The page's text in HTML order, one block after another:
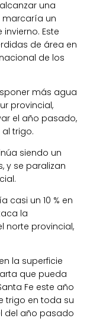
una
marcaría un
Este
de área en
de los
más agua
provincial,
el año pasado,
trigo.
siendo un
y se paralizan
casi un 10 % en
la
norte provincial,
la superficie
que pueda
Fe este año
trigo en toda su
del año pasado